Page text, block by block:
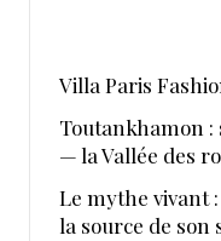
​Villa Paris
Toutankhamon :
— la Vallée des
Le mythe vivant
la source de son